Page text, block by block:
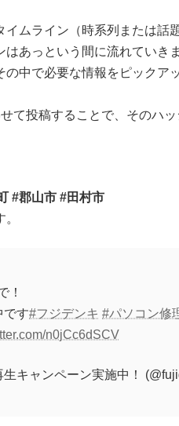
ムライン（時系列または話
あっという間に流れていきま
中で必要な情報をピックア
て投稿することで、そのハ
#郡山市 #田村市
！
です#フジデンキ #パソコン修
n0jCc6dSCV
キャンペーン実施中！